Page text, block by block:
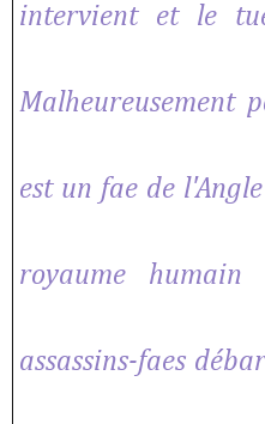
intervient et le
Malheureusement
est un fae de
royaume humain
assassins-faes